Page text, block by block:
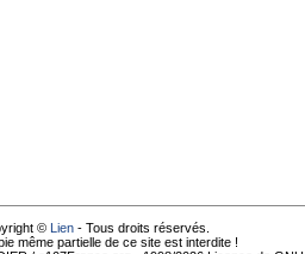
© Lien- Tous droits réservés.
même partielle de ce site est interdite !